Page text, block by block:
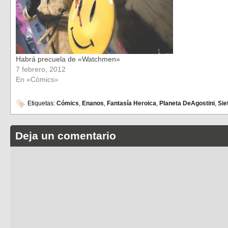
Habrá precuela de «Watchmen»
7 febrero, 2012
En «Cómics»
Etiquetas: Cómics, Enanos, Fantasía Heroica, Planeta DeAgostini,
Deja un comentario